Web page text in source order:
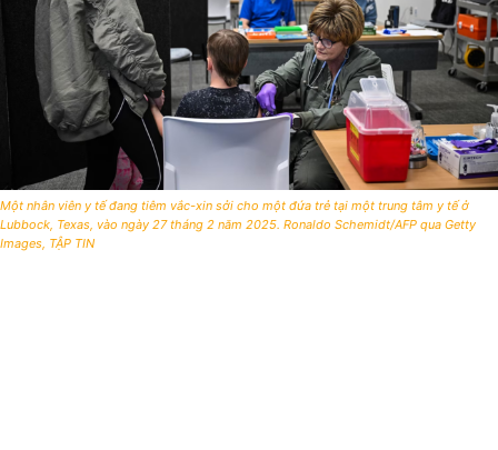
Một nhân viên y tế đang tiêm vắc-xin sởi cho một đứa trẻ tại một trung tâm y tế ở
Lubbock, Texas, vào ngày 27 tháng 2 năm 2025. Ronaldo Schemidt/AFP qua Getty
Images, TẬP TIN